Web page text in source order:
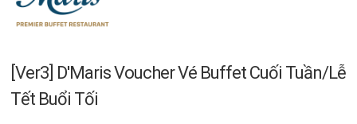
[Ver3] D'Maris Voucher Vé Buffet Cuối Tuần/Lễ
Tết Buổi Tối